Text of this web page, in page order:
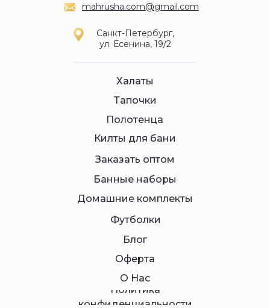
Санкт-Петербург,
ул. Есенина, 19/2
mahrusha.com@gmail.com
Домашние комплекты
Банные наборы
Футболки
Заказать оптом
Килты для бани
Полотенца
Тапочки
Халаты
Политика
конфиденциальности
Оферта
О Нас
Блог